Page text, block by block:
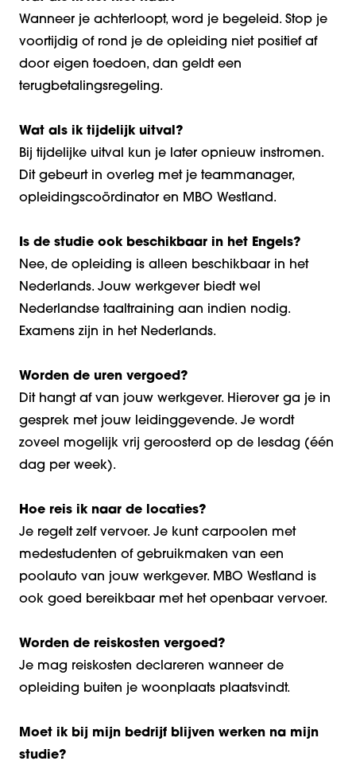
Wanneer je achterloopt, word je begeleid. Stop je
voortijdig of rond je de opleiding niet positief af
door eigen toedoen, dan geldt een
terugbetalingsregeling.
Wat als ik tijdelijk uitval?
Bij tijdelijke uitval kun je later opnieuw instromen.
Dit gebeurt in overleg met je teammanager,
opleidingscoördinator en MBO Westland.
Is de studie ook beschikbaar in het Engels?
Nee, de opleiding is alleen beschikbaar in het
Nederlands. Jouw werkgever biedt wel
Nederlandse taaltraining aan indien nodig.
Examens zijn in het Nederlands.
Worden de uren vergoed?
Dit hangt af van jouw werkgever. Hierover ga je in
gesprek met jouw leidinggevende. Je wordt
zoveel mogelijk vrij geroosterd op de lesdag (één
dag per week).
Hoe reis ik naar de locaties?
Je regelt zelf vervoer. Je kunt carpoolen met
medestudenten of gebruikmaken van een
poolauto van jouw werkgever. MBO Westland is
ook goed bereikbaar met het openbaar vervoer.
Worden de reiskosten vergoed?
Je mag reiskosten declareren wanneer de
opleiding buiten je woonplaats plaatsvindt.
Moet ik bij mijn bedrijf blijven werken na mijn
studie?